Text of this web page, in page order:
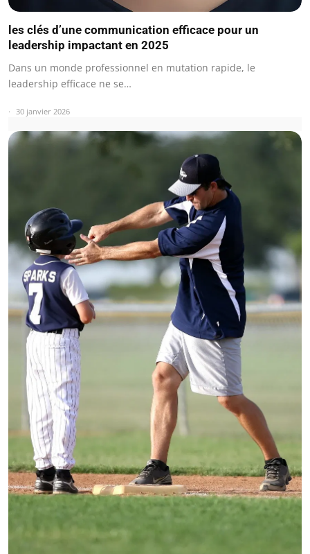
les clés d’une communication efficace pour un
leadership impactant en 2025
Dans un monde professionnel en mutation rapide, le
leadership efficace ne se…
30 janvier 2026